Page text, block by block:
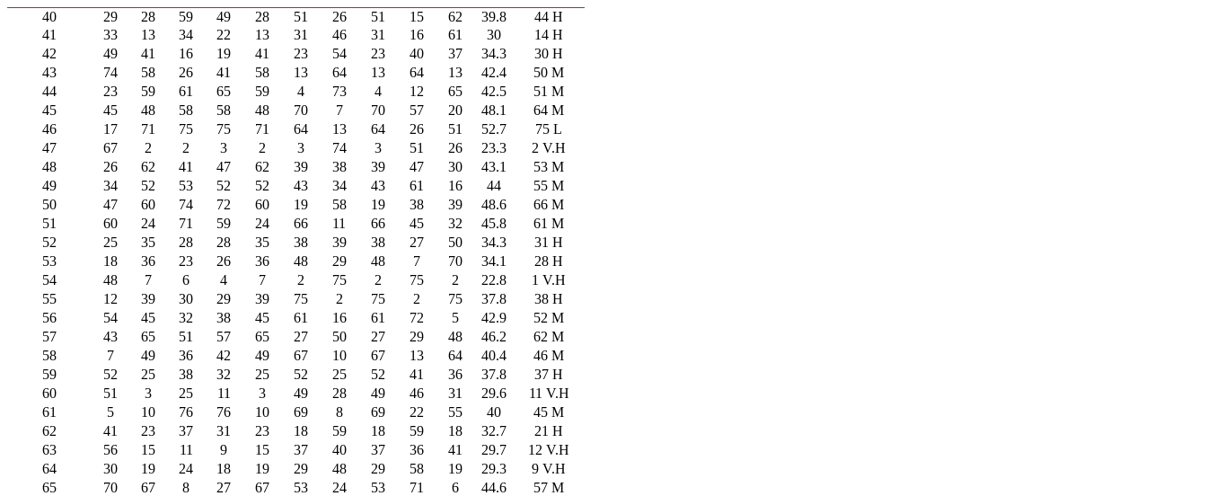
40 29 28 59 49 28 51 26 51 15 62 39.8
44 H
41
33 13 34 22 13 31 46 31 16 61 30
14 H
42
49 41 16 19 41 23 54 23 40 37 34.3
30 H
43
74 58 26 41 58 13 64 13 64 13 42.4
50 M
44
23 59 61 65 59 4 73 4 12 65 42.5
51 M
45
45 48 58 58 48 70 7 70 57 20 48.1
64 M
46
17 71 75 75 71 64 13 64 26 51 52.7
75 L
47
67 2 2 3 2 3 74 3 51 26 23.3
2 V.H
48
26 62 41 47 62 39 38 39 47 30 43.1
53 M
49
34 52 53 52 52 43 34 43 61 16 44
55 M
50
47 60 74 72 60 19 58 19 38 39 48.6
66 M
51
60 24 71 59 24 66 11 66 45 32 45.8
61 M
52
25 35 28 28 35 38 39 38 27 50 34.3
31 H
53
18 36 23 26 36 48 29 48 7 70 34.1
28 H
54
48 7 6 4 7 2 75 2 75 2 22.8
1 V.H
55
12 39 30 29 39 75 2 75 2 75 37.8
38 H
56
54 45 32 38 45 61 16 61 72 5 42.9
52 M
57
43 65 51 57 65 27 50 27 29 48 46.2
62 M
58
7 49 36 42 49 67 10 67 13 64 40.4
46 M
59
52 25 38 32 25 52 25 52 41 36 37.8
37 H
60
51 3 25 11 3 49 28 49 46 31 29.6
11 V.H
61
5 10 76 76 10 69 8 69 22 55 40
45 M
62
41 23 37 31 23 18 59 18 59 18 32.7
21 H
63
56 15 11 9 15 37 40 37 36 41 29.7
12 V.H
64
30 19 24 18 19 29 48 29 58 19 29.3
9 V.H
65
70 67 8 27 67 53 24 53 71 6 44.6
57 M